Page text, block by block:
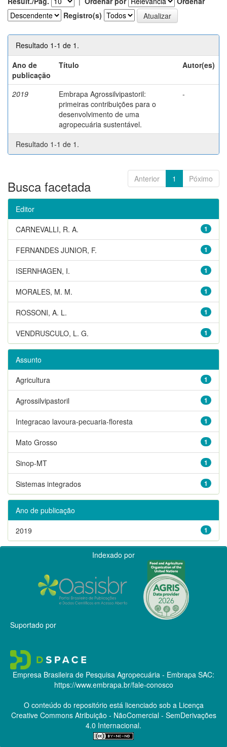
Registro(s)
Resultado 1-1 de 1.
Ano de
publicação
Título Autor(es)
2019
Embrapa Agrossilvipastoril:
primeiras contribuições para o
desenvolvimento de uma
agropecuária sustentável.
-
Resultado 1-1 de 1.
Anterior 1 Póximo
Busca facetada
Editor
1
CARNEVALLI, R. A.
1
FERNANDES JUNIOR, F.
1
ISERNHAGEN, I.
1
MORALES, M. M.
1
ROSSONI, A. L.
1
VENDRUSCULO, L. G.
Assunto
1
Agricultura
1
Agrossilvipastoril
1
Integracao lavoura-pecuaria-floresta
1
Mato Grosso
1
Sinop-MT
1
Sistemas integrados
Ano de publicação
1
2019
Indexado por
Suportado por
Empresa Brasileira de Pesquisa Agropecuária - Embrapa SAC:
https://www.embrapa.br/fale-conosco
O conteúdo do repositório está licenciado sob a Licença
Creative CommonsAtribuição - NãoComercial - SemDerivações
4.0 Internacional.